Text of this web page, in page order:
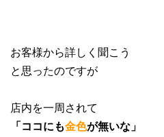
お客様から詳しく聞こう
と思ったのですが
店内を一周されて
「ココにも金色が無いな」